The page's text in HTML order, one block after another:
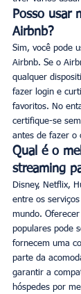
Posso usar
Airbnb?
Sim, você pode
Airbnb. Se o
qualquer
fazer login e
favoritos. No
certifique-se
antes de fazer o
Qual é o
streaming
Disney, Netflix,
entre os
mundo.
populares pode
fornecem uma
parte da
garantir a
hóspedes por